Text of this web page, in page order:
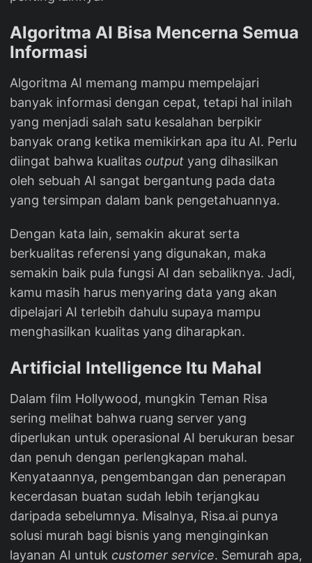
Algoritma AI Bisa Mencerna Semua
Informasi
Algoritma AI memang mampu mempelajari
banyak informasi dengan cepat, tetapi hal inilah
yang menjadi salah satu kesalahan berpikir
banyak orang ketika memikirkan apa itu AI. Perlu
diingat bahwa kualitas output yang dihasilkan
oleh sebuah AI sangat bergantung pada data
yang tersimpan dalam bank pengetahuannya.
Dengan kata lain, semakin akurat serta
berkualitas referensi yang digunakan, maka
semakin baik pula fungsi AI dan sebaliknya. Jadi,
kamu masih harus menyaring data yang akan
dipelajari AI terlebih dahulu supaya mampu
menghasilkan kualitas yang diharapkan.
Artificial Intelligence Itu Mahal
Dalam film Hollywood, mungkin Teman Risa
sering melihat bahwa ruang server yang
diperlukan untuk operasional AI berukuran besar
dan penuh dengan perlengkapan mahal.
Kenyataannya, pengembangan dan penerapan
kecerdasan buatan sudah lebih terjangkau
daripada sebelumnya. Misalnya, Risa.ai punya
solusi murah bagi bisnis yang menginginkan
layanan AI untuk customer service. Semurah apa,